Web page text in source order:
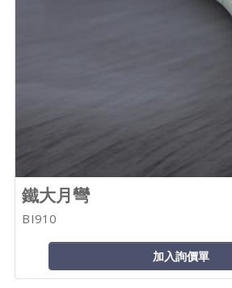
鐵大月彎
BI910
加入詢價單